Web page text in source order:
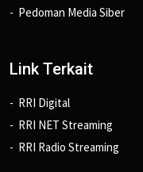
Pedoman Media Siber
Link Terkait
RRI Digital
RRI NET Streaming
RRI Radio Streaming